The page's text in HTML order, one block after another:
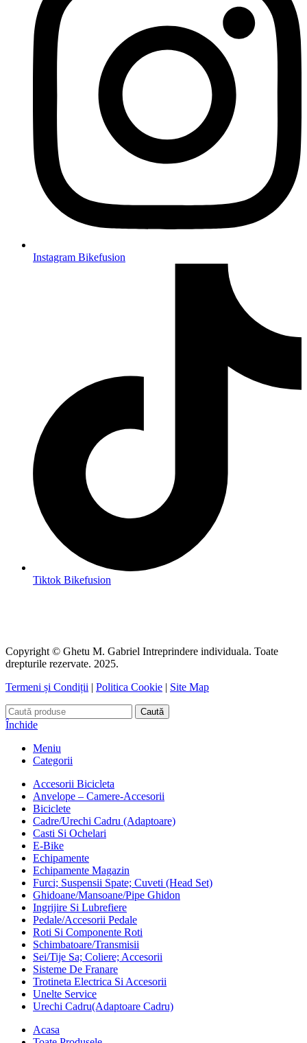
Instagram Bikefusion
Tiktok Bikefusion
Copyright © Ghetu M. Gabriel Intreprindere individuala. Toate
drepturile rezervate. 2025.
Termeni și Condiții | Politica Cookie | Site Map
Caută
Închide
Meniu
Categorii
Accesorii Bicicleta
Anvelope – Camere-Accesorii
Biciclete
Cadre/Urechi Cadru (Adaptoare)
Casti Si Ochelari
E-Bike
Echipamente
Echipamente Magazin
Furci; Suspensii Spate; Cuveti (Head Set)
Ghidoane/Mansoane/Pipe Ghidon
Ingrijire Si Lubrefiere
Pedale/Accesorii Pedale
Roti Si Componente Roti
Schimbatoare/Transmisii
Sei/Tije Sa; Coliere; Accesorii
Sisteme De Franare
Trotineta Electrica Si Accesorii
Unelte Service
Urechi Cadru(Adaptoare Cadru)
Acasa